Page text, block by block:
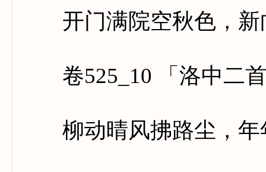
开门满院空秋色，新
卷525_10 「洛中二
柳动晴风拂路尘，年